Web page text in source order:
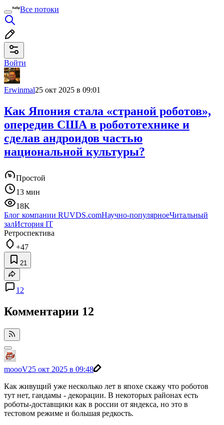
Все потоки
Войти
Erwinmal25 окт 2025 в 09:01
Как Япония стала «страной роботов»,
опередив США в робототехнике и
сделав андроидов частью
национальной культуры?
Простой
13 мин
18K
Блог компании RUVDS.comНаучно-популярноеЧитальный
залИстория IT
Ретроспектива
+47
21
12
Комментарии 12
moooV25 окт 2025 в 09:48
Как живущий уже несколько лет в япохе скажу что роботов
тут нет, гандамы - декорации. В некоторых районах есть
роботы-доставщики как в россии от яндекса, но это в
тестовом режиме и большая редкость.